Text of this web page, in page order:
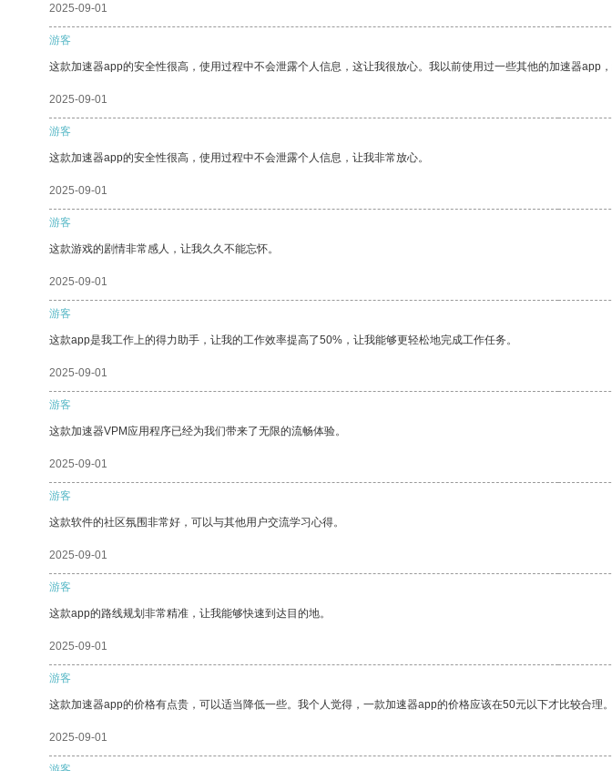
2025-09-01
游客
这款加速器app的安全性很高，使用过程中不会泄露个人信息，这让我很放心。我以前使用过一些其他的加速器app
2025-09-01
游客
这款加速器app的安全性很高，使用过程中不会泄露个人信息，让我非常放心。
2025-09-01
游客
这款游戏的剧情非常感人，让我久久不能忘怀。
2025-09-01
游客
这款app是我工作上的得力助手，让我的工作效率提高了50%，让我能够更轻松地完成工作任务。
2025-09-01
游客
这款加速器VPM应用程序已经为我们带来了无限的流畅体验。
2025-09-01
游客
这款软件的社区氛围非常好，可以与其他用户交流学习心得。
2025-09-01
游客
这款app的路线规划非常精准，让我能够快速到达目的地。
2025-09-01
游客
这款加速器app的价格有点贵，可以适当降低一些。我个人觉得，一款加速器app的价格应该在50元以下才比较合理。
2025-09-01